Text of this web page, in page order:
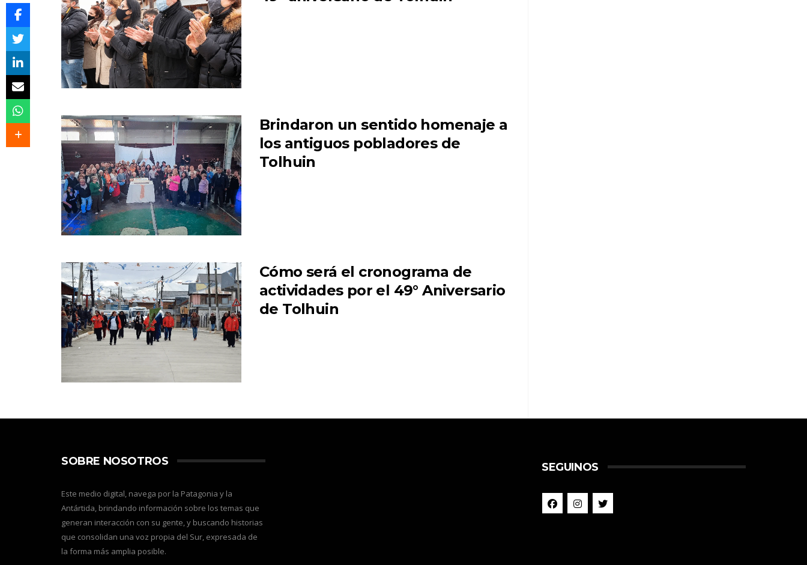
Brindaron un sentido homenaje a
los antiguos pobladores de
Tolhuin
Cómo será el cronograma de
actividades por el 49° Aniversario
de Tolhuin
SOBRE NOSOTROS
Este medio digital, navega por la Patagonia y la
Antártida, brindando información sobre los temas que
generan interacción con su gente, y buscando historias
que consolidan una voz propia del Sur, expresada de
la forma más amplia posible.
SEGUINOS